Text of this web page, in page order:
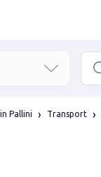
Pallini Transport